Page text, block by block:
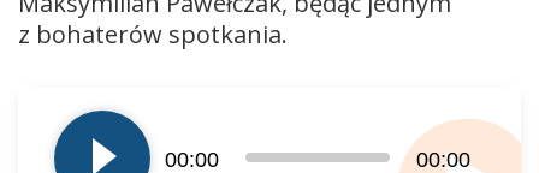
z bohaterów spotkania.
plików
dźwiękowych
00:00 00:00